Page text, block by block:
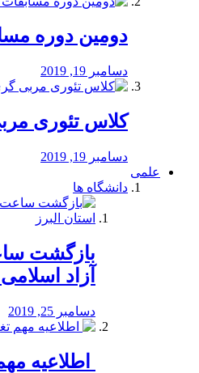
دومین دوره
دسامبر 19, 2019
کلاس تئوری مربی
دسامبر 19, 2019
علمی
دانشگاه ها
بازگشت
آزاد
دسامبر 25, 2019
اطلاعیه